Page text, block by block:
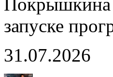
запуске
31.07.2026